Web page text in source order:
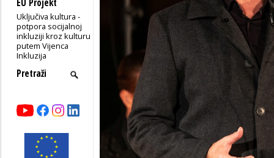
Uključiva kultura -
potpora socijalnoj
inkluziji kroz kulturu
putem Vijenca
Inkluzija